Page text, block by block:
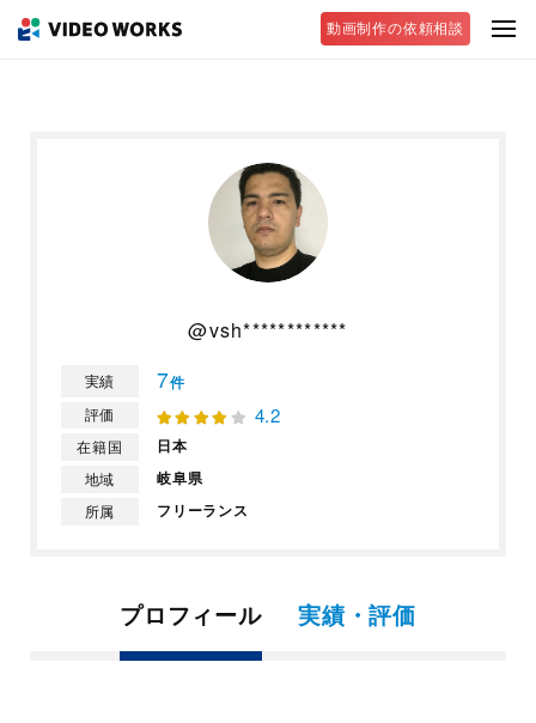
動画制作の依頼相談
@vsh************
実績 7件
評価
4.2
在籍国
日本
地域
岐阜県
所属
フリーランス
プロフィール 実績・評価